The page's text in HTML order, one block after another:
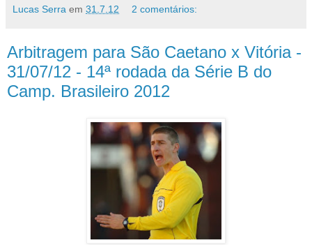
Lucas Serra em 31.7.12 2 comentários:
Arbitragem para São Caetano x Vitória -
31/07/12 - 14ª rodada da Série B do
Camp. Brasileiro 2012